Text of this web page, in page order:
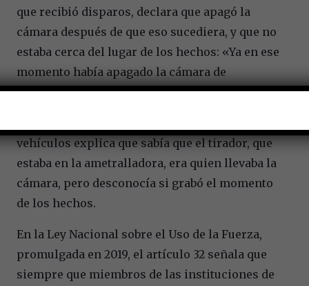
que recibió disparos, declara que apagó la
cámara después de que eso sucediera, y que no
estaba cerca del lugar de los hechos: «Ya en ese
momento había apagado la cámara de
grabación que porto en mi casco».
vehículos explica que sabía que el tirador, que
estaba en la ametralladora, era quien llevaba la
cámara, pero desconocía si grabó el momento
de los hechos.
En la Ley Nacional sobre el Uso de la Fuerza,
promulgada en 2019, el artículo 32 señala que
siempre que miembros de las instituciones de